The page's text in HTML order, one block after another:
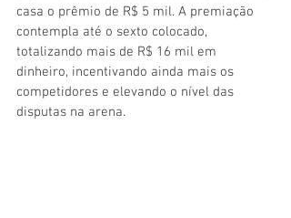
casa o prêmio de R$ 5 mil. A premiação
contempla até o sexto colocado,
totalizando mais de R$ 16 mil em
dinheiro, incentivando ainda mais os
competidores e elevando o nível das
disputas na arena.